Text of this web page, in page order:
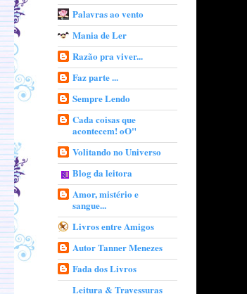
Palavras ao vento
Mania de Ler
Razão pra viver...
Faz parte ...
Sempre Lendo
Cada coisas que
acontecem! oO"
Volitando no Universo
Blog da leitora
Amor, mistério e
sangue...
Livros entre Amigos
Autor Tanner Menezes
Fada dos Livros
Leitura & Travessuras